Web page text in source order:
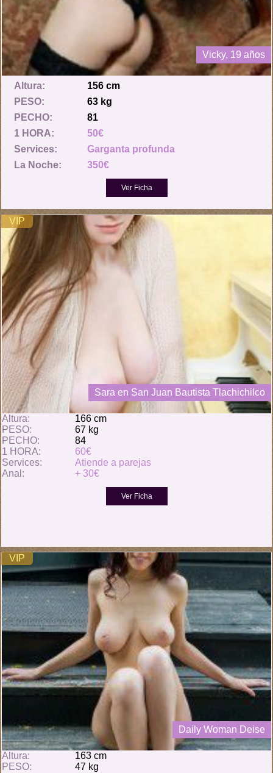
Vicky, 19 años
Altura:
156 cm
PESO:
63 kg
PECHO:
81
1 HORA:
50€
Services:
Garganta profunda
La Noche:
350€
VIP
Sara en San Juan Bautista Tlachichilco
Altura:
166 cm
PESO:
67 kg
PECHO:
84
1 HORA:
60€
Services:
Atiende a parejas
Anal:
+ 30€
VIP
Daily Woman Deise
Altura:
163 cm
PESO:
47 kg